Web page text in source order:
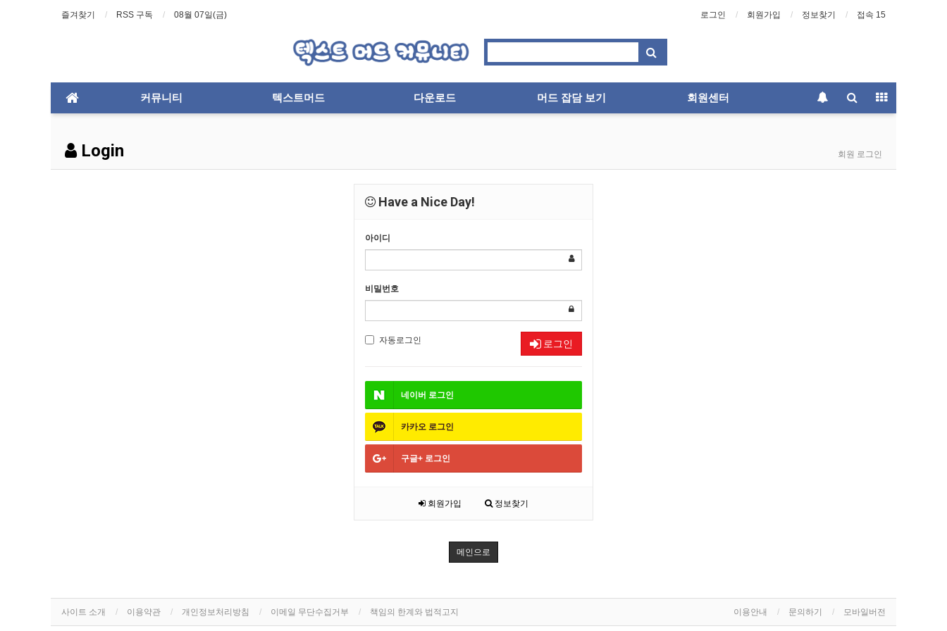
즐겨찾기 RSS 구독 08월 07일(금) 로그인 회원가입 정보찾기 접속 15
커뮤니티 텍스트머드 다운로드 머드 잡담 보기 회원센터
Login 회원 로그인
Have a Nice Day!
아이디
비밀번호
자동로그인 로그인
네이버 로그인
카카오 로그인
구글+ 로그인
회원가입 정보찾기
메인으로
사이트 소개 이용약관 개인정보처리방침 이메일 무단수집거부 책임의 한계와 법적고지 이용안내 문의하기 모바일버전